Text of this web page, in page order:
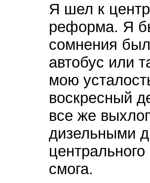
Я шел к
реформа. Я
сомнения
автобус или
мою
воскресный
все же
дизельными
смога.